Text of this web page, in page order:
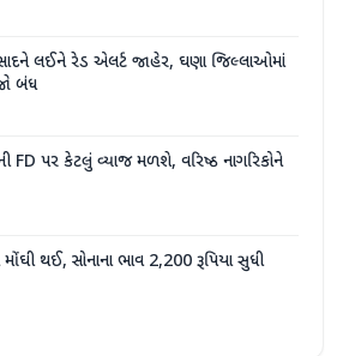
લઈને રેડ એલર્ટ જાહેર, ઘણા જિલ્લાઓમાં
બંધ
FD પર કેટલું વ્યાજ મળશે, વરિષ્ઠ નાગરિકોને
મોંઘી થઈ, સોનાના ભાવ 2,200 રૂપિયા સુધી